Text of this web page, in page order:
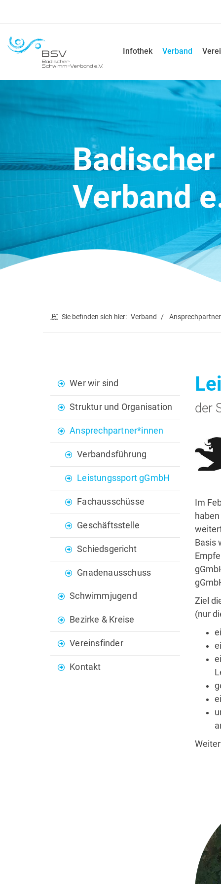
Infothek Verband
Verband
Sie befinden sich hier: Verband
der
Im
Basis
Ziel
(nur
Wer wir sind
Struktur und Organisation
Ansprechpartner*innen
Verbandsführung
Leistungssport gGmbH
Fachausschüsse
Geschäftsstelle
Schiedsgericht
Gnadenausschuss
Schwimmjugend
Bezirke & Kreise
Vereinsfinder
Kontakt